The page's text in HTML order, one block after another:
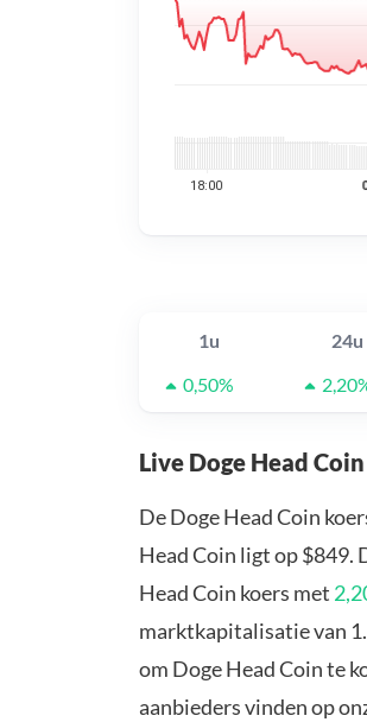
1u 24u
0,50%
Live Doge Head
De Doge Head Coin
Head Coin ligt op $849.
Head Coin koers met
marktkapitalisatie van
om Doge Head Coin te
aanbieders vinden op